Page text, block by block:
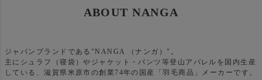
ABOUT NANGA
ジャパンブランドである"NANGA （ナンガ）"。
主にシュラフ（寝袋）やジャケット・パンツ等登山アパレルを国内生産
している、滋賀県米原市の創業74年の国産「羽毛商品」メーカーです。